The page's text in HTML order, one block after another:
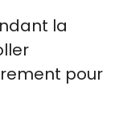
la
pour